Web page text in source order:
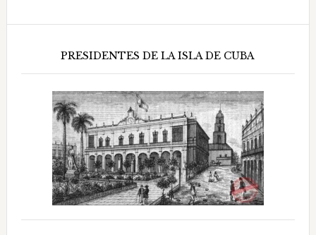
PRESIDENTES DE LA ISLA DE CUBA